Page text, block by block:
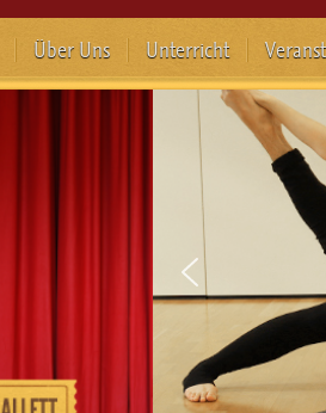
Über Uns Unterricht